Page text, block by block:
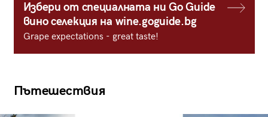
Избери от специалната ни Go Guide
вино селекция на wine.goguide.bg
Grape expectations - great taste!
Пътешествия